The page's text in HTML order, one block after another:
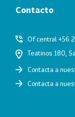
Contacto
Of central +56
Teatinos 180,
Contacta a
Contacta a